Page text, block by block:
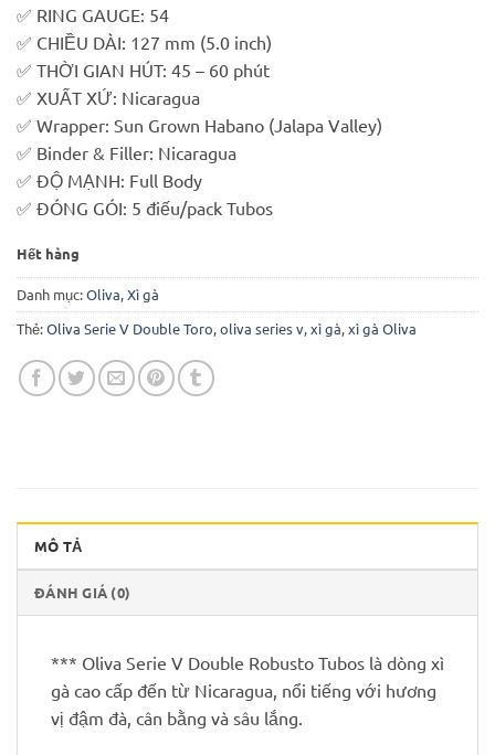
✅ RING GAUGE: 54
✅ CHIỀU DÀI: 127 mm (5.0 inch)
✅ THỜI GIAN HÚT: 45 – 60 phút
✅ XUẤT XỨ: Nicaragua
✅ Wrapper: Sun Grown Habano (Jalapa Valley)
✅ Binder & Filler: Nicaragua
✅ ĐỘ MẠNH: Full Body
✅ ĐÓNG GÓI: 5 điếu/pack Tubos
Hết hàng
Danh mục:Oliva,Xì gà
Thẻ:Oliva Serie V Double Toro,oliva series v,xì gà,xì gà Oliva
MÔ TẢ
ĐÁNH GIÁ (0)
*** Oliva Serie V Double Robusto Tubos là dòng xì
gà cao cấp đến từ Nicaragua, nổi tiếng với hương
vị đậm đà, cân bằng và sâu lắng.